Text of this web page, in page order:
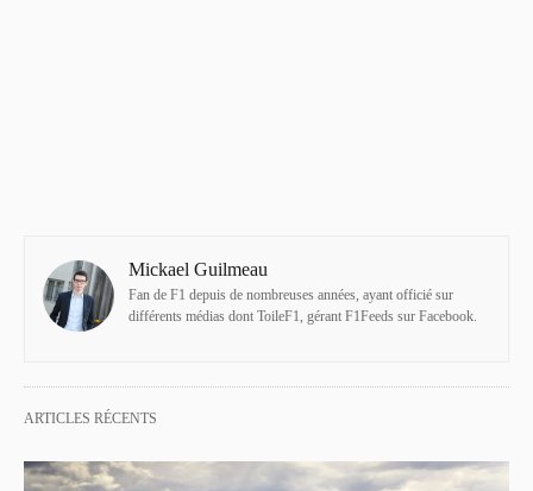
Mickael Guilmeau
Fan de F1 depuis de nombreuses années, ayant officié sur
différents médias dont ToileF1, gérant F1Feeds sur Facebook.
ARTICLES RÉCENTS